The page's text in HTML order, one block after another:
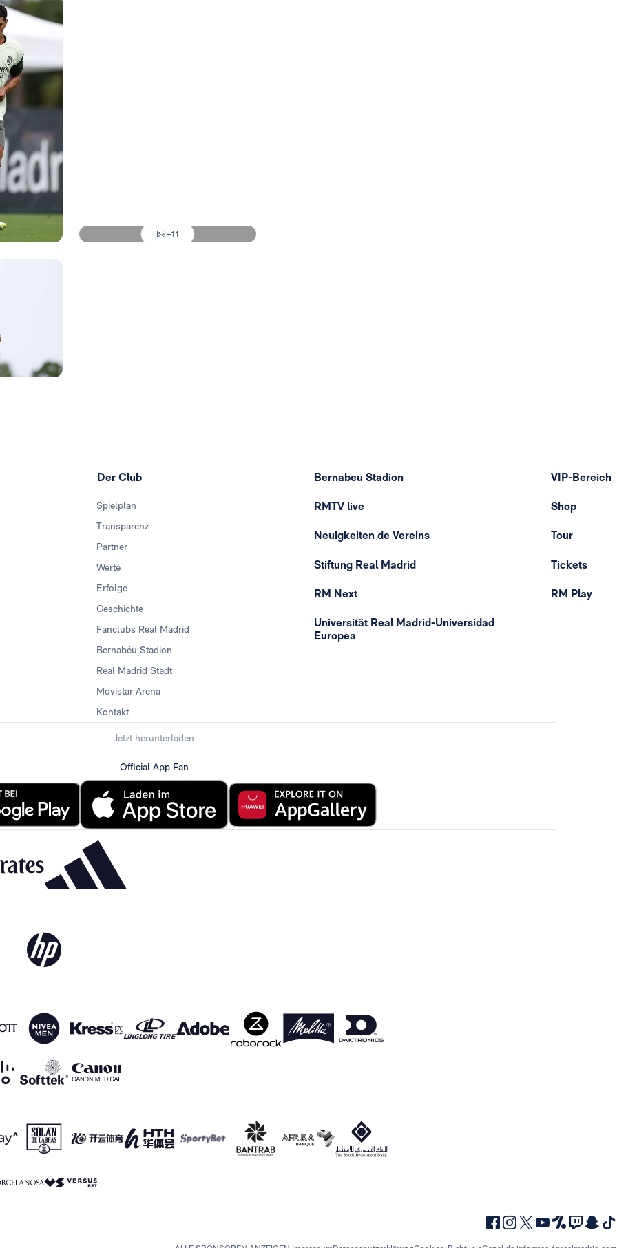
+11
Der Club
Spielplan
Transparenz
Partner
Werte
Erfolge
Geschichte
Fanclubs Real Madrid
Bernabéu Stadion
Real Madrid Stadt
Movistar Arena
Kontakt
Bernabeu Stadion
RMTV live
Neuigkeiten de Vereins
Stiftung Real Madrid
RM Next
Universität Real Madrid-Universidad
Europea
VIP-Bereich
Shop
Tour
Tickets
RM Play
Jetzt herunterladen
Official App Fan